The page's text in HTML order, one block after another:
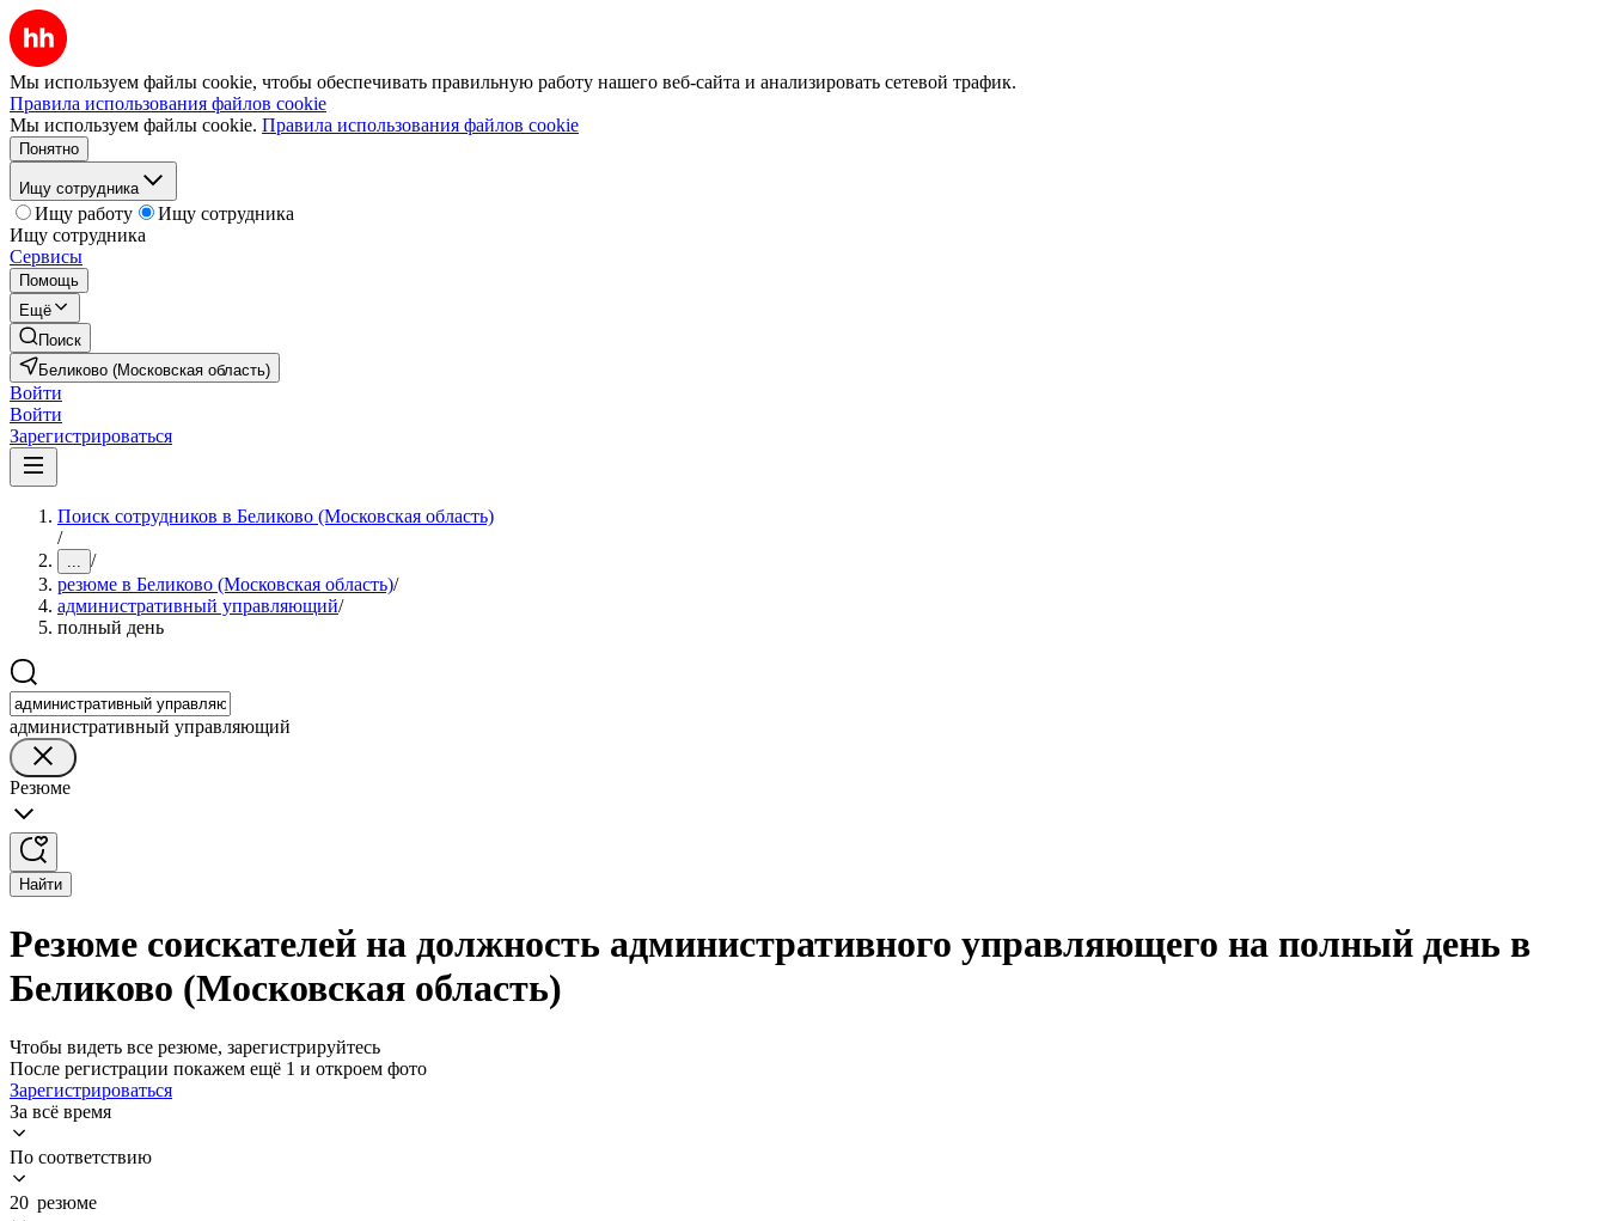
Мы используем файлы cookie, чтобы обеспечивать правильную работу нашего веб-сайта и анализировать сетевой трафик.
Правила использования файлов cookie
Мы используем файлы cookie. Правила использования файлов cookie
Понятно
Ищу сотрудника
Ищу работу
Ищу сотрудника
Ищу сотрудника
Сервисы
Помощь
Ещё
Поиск
Беликово (Московская область)
Войти
Войти
Зарегистрироваться
Поиск сотрудников в Беликово (Московская область)
/
... /
резюме в Беликово (Московская область)/
административный управляющий/
полный день
административный управляющий
Резюме
Найти
Резюме соискателей на должность административного управляющего на полный день в
Беликово (Московская область)
Чтобы видеть все резюме, зарегистрируйтесь
После регистрации покажем ещё 1 и откроем фото
Зарегистрироваться
За всё время
По соответствию
20 резюме